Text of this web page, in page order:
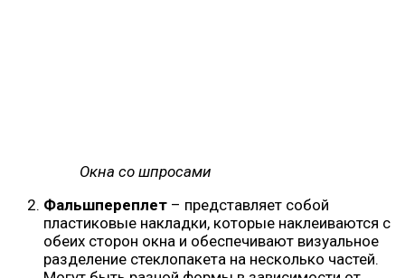
Окна со шпросами
Фальшпереплет – представляет собой
пластиковые накладки, которые наклеиваются с
обеих сторон окна и обеспечивают визуальное
разделение стеклопакета на несколько частей.